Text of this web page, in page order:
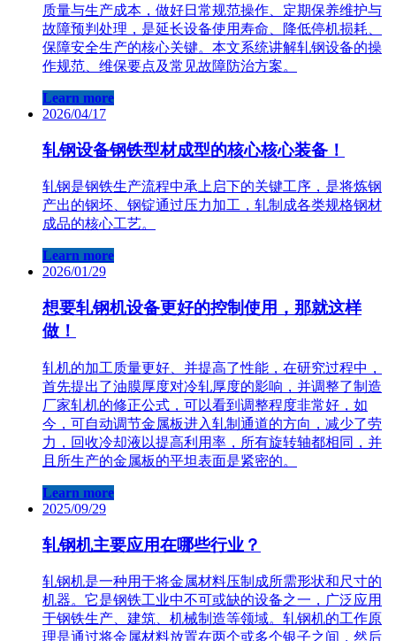
质量与生产成本，做好日常规范操作、定期保养维护与
故障预判处理，是延长设备使用寿命、降低停机损耗、
保障安全生产的核心关键。本文系统讲解轧钢设备的操
作规范、维保要点及常见故障防治方案。
Learn more
2026/04/17
轧钢设备钢铁型材成型的核心核心装备！
轧钢是钢铁生产流程中承上启下的关键工序，是将炼钢
产出的钢坯、钢锭通过压力加工，轧制成各类规格钢材
成品的核心工艺。
Learn more
2026/01/29
想要轧钢机设备更好的控制使用，那就这样
做！
轧机的加工质量更好、并提高了性能，在研究过程中，
首先提出了油膜厚度对冷轧厚度的影响，并调整了制造
厂家轧机的修正公式，可以看到调整程度非常好，如
今，可自动调节金属板进入轧制通道的方向，减少了劳
力，回收冷却液以提高利用率，所有旋转轴都相同，并
且所生产的金属板的平坦表面是紧密的。
Learn more
2025/09/29
轧钢机主要应用在哪些行业？
轧钢机是一种用于将金属材料压制成所需形状和尺寸的
机器。它是钢铁工业中不可或缺的设备之一，广泛应用
于钢铁生产、建筑、机械制造等领域。轧钢机的工作原
理是通过将金属材料放置在两个或多个银子之间，然后